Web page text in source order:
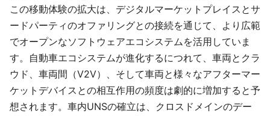
この移動体験の拡大は、デジタルマーケットプレイスとサ
ードパーティのオファリングとの接続を通じて、より広範
でオープンなソフトウェアエコシステムを活用していま
す。自動車エコシステムが進化するにつれて、車両とクラ
ウド、車両間（V2V）、そして車両と様々なアフターマー
ケットデバイスとの相互作用の頻度は劇的に増加すると予
想されます。車内UNSの確立は、クロスドメインのデー